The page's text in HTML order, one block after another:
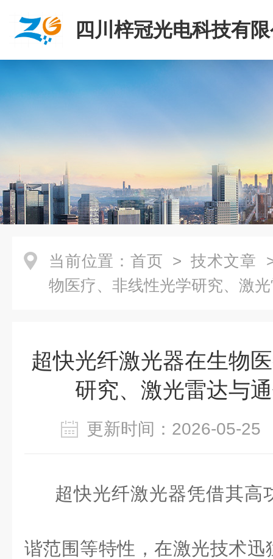
四川梓冠光电科技有
当前位置： 首页 > 技术文章
物医疗、非线性光学研究、激
超快光纤激光器在生物
研究、激光雷达与
更新时间：2026-05-
超快光纤激光器凭借其高
谐范围等特性，在激光技术